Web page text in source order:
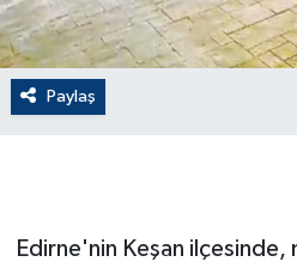
Paylaş
Edirne'nin Keşan
EKONOMİ
English News
Gayrimenkul